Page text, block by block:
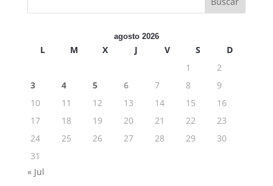
agosto 2026
L M X J V S
D
1
2
3
4 5 6 7 8
9
10
11 12 13 14 15
16
17
18 19 20 21 22
23
24
25 26 27 28 29
30
31
« Jul